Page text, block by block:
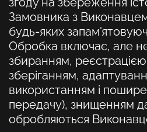
Замовника з
будь-яких
Обробка включає, але
збиранням,
зберіганням,
використанням і
передачу), знищенням
обробляються